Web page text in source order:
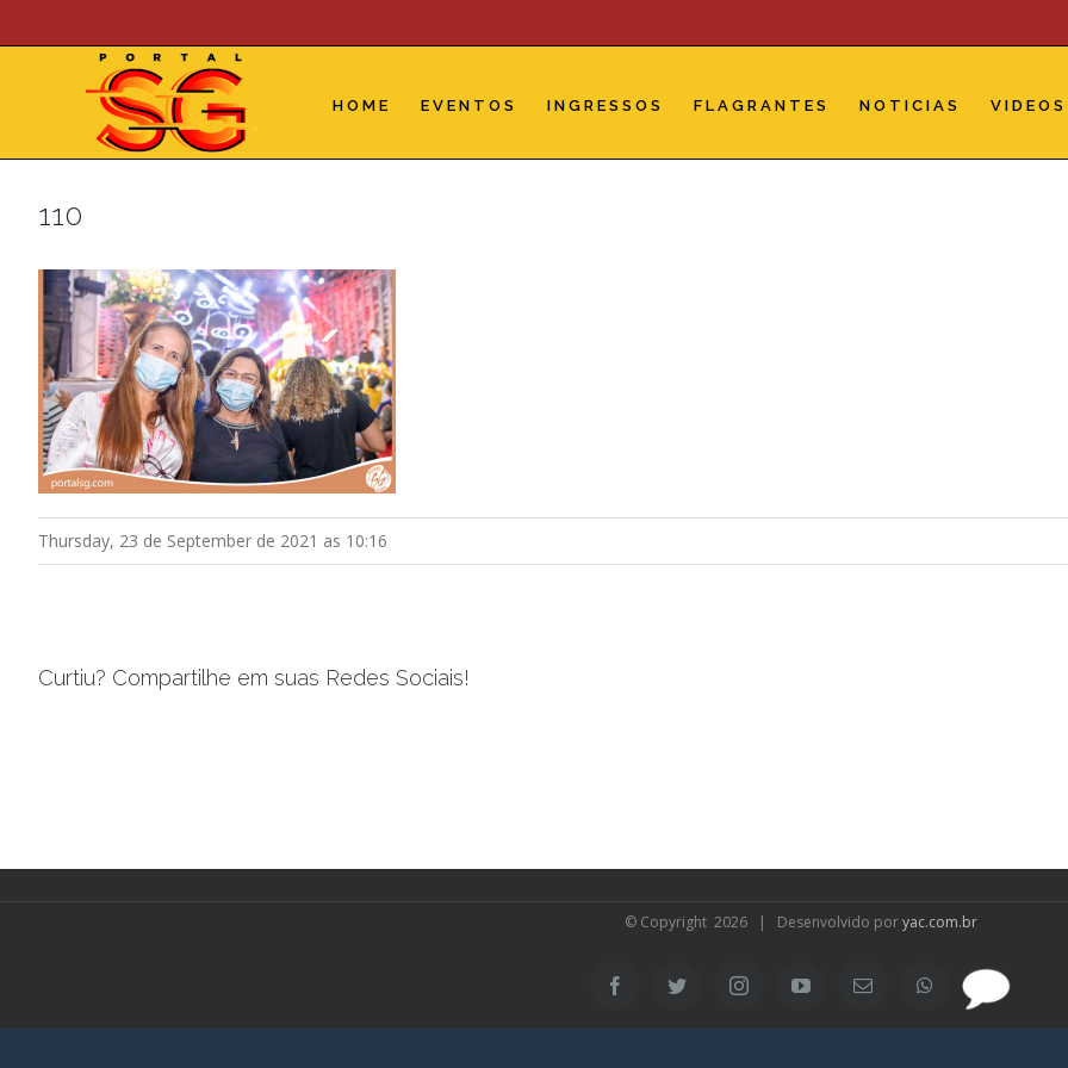
to
HOME EVENTOS INGRESSOS FLAGRANTES NOTICIAS VIDEOS
110
Thursday, 23 de September de 2021 as 10:16
Curtiu? Compartilhe em suas Redes Sociais!
© Copyright 2026 | Desenvolvido poryac.com.br
FacebookTwitter InstagramYouTubeEmail WhatsApp
SAC